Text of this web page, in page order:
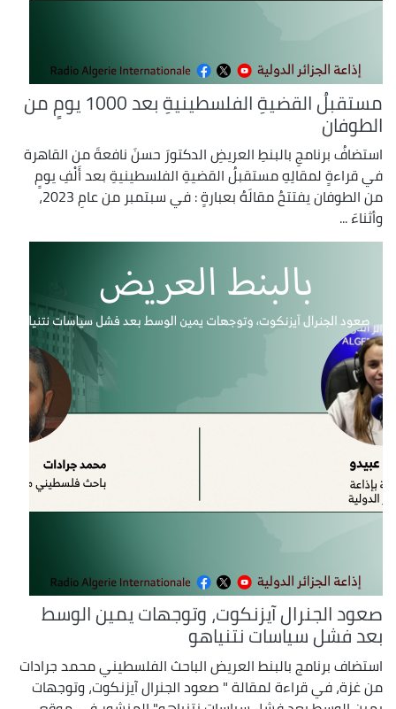
مستقبلُ القضيةِ الفلسطينيةِ بعد 1000 يومٍ من
الطوفان
استضافُ برنامجِ بالبنطِ العريضِ الدكتورَ حسنَ نافعةَ من القاهرة
في قراءةٍ لمقالِهِ مستقبلُ القضيةِ الفلسطينيةِ بعد أَلْفِ يومٍ
من الطوفان يفتتحُ مقالَهُ بعبارةٍ : في سبتمبر من عامِ 2023،
وأثناءَ ...
صعود الجنرال آيزنكوت، وتوجهات يمين الوسط
بعد فشل سياسات نتنياهو
استضاف برنامج بالبنط العريض الباحث الفلسطيني محمد جرادات
من غزة، في قراءة لمقالة " صعود الجنرال آيزنكوت، وتوجهات